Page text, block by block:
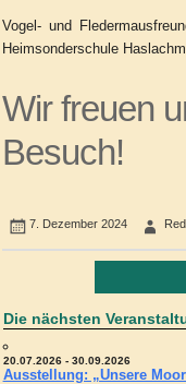
Vogel- und
Heimsonderschule
Wir freuen
Besuch!
7. Dezember 2024
Die nächsten
20.07.2026 - 30.09.2026
Ausstellung: „Unsere